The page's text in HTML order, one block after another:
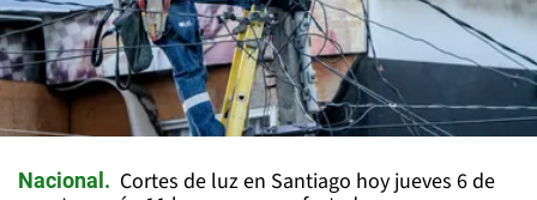
Nacional
Cortes de luz en Santiago hoy jueves 6 de